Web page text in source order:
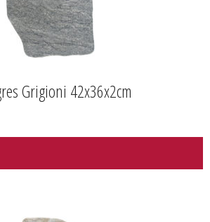
Grigioni 42x36x2cm